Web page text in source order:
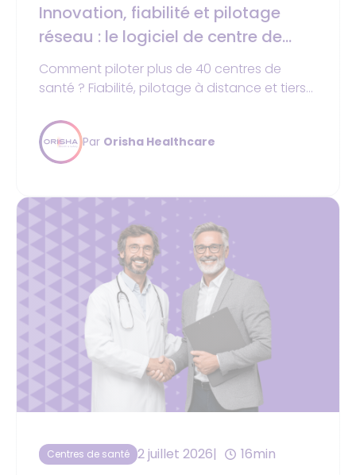
Innovation, fiabilité et pilotage
réseau : le logiciel de centre de
santé au top de la tech
Comment piloter plus de 40 centres de
santé ? Fiabilité, pilotage à distance et tiers-
des dirigeants de Vertuo Santé et CMDF sur
le logiciel Desmos.
Par Orisha Healthcare
Centres de santé 2 juillet 2026 16min